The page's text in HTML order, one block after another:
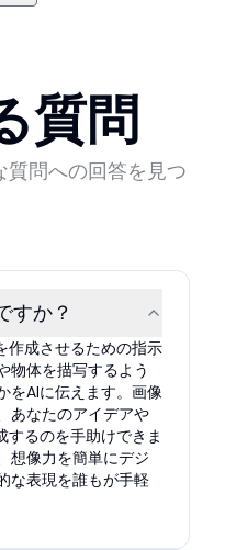
質問
質問への回答を見つ
すか？
作成させるための指示
物体を描写するよう
をAIに伝えます。画像
あなたのアイデアや
するのを手助けできま
想像力を簡単にデジ
な表現を誰もが手軽